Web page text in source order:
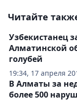
Читайте
19:34, 17 апреля
Узбекистанец
Алматинской
голубей
В Алматы за
более 500